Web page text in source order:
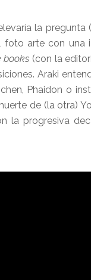
la
arte con una
books (con la
Araki
Phaidon o
de (la otra)
la progresiva